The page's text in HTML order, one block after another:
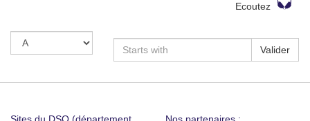
Ecoutez
Valider